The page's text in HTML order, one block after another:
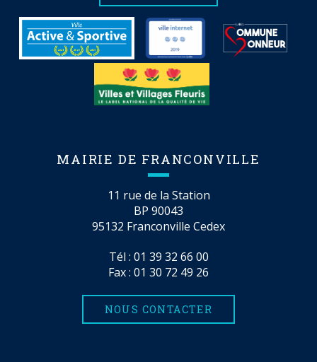
MAIRIE DE FRANCONVILLE
11 rue de la Station
BP 90043
95132 Franconville Cedex
Tél : 01 39 32 66 00
Fax : 01 30 72 49 26
NOUS CONTACTER